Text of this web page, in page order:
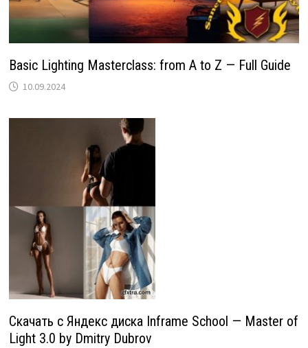
Basic Lighting Masterclass: from A to Z — Full Guide
10.09.2024
Скачать с Яндекс диска Inframe School — Master of
Light 3.0 by Dmitry Dubrov